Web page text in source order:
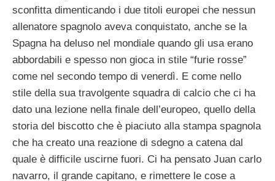
sconfitta dimenticando i due titoli europei che nessun
allenatore spagnolo aveva conquistato, anche se la
Spagna ha deluso nel mondiale quando gli usa erano
abbordabili e spesso non gioca in stile “furie rosse”
come nel secondo tempo di venerdì. E come nello
stile della sua travolgente squadra di calcio che ci ha
dato una lezione nella finale dell’europeo, quello della
storia del biscotto che è piaciuto alla stampa spagnola
che ha creato una reazione di sdegno a catena dal
quale è difficile uscirne fuori. Ci ha pensato Juan carlo
navarro, il grande capitano, e rimettere le cose a